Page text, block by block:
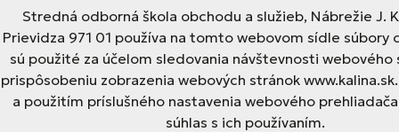
Stredná odborná škola obchodu a služieb, Nábrežie J.
Prievidza 971 01 používa na tomto webovom sídle súbory
sú použité za účelom sledovania návštevnosti webového
prispôsobeniu zobrazenia webových stránok
a použitím príslušného nastavenia webového
súhlas s ich používaním.